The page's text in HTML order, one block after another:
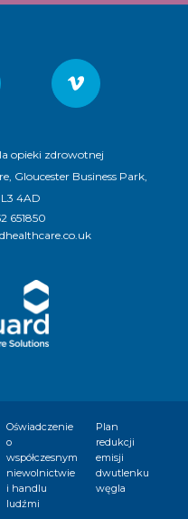
opieki zdrowotnej
Gloucester Business Park,
4AD
651850
Oświadczenie
o
współczesnym
niewolnictwie
i handlu
ludźmi
Plan
redukcji
emisji
dwutlenku
węgla